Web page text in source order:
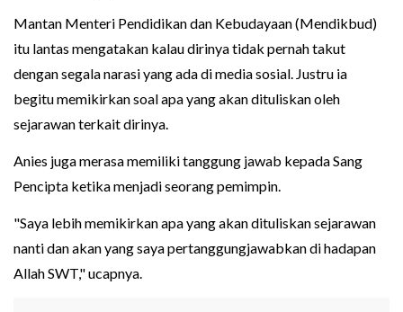
Mantan Menteri Pendidikan dan Kebudayaan (Mendikbud)
itu lantas mengatakan kalau dirinya tidak pernah takut
dengan segala narasi yang ada di media sosial. Justru ia
begitu memikirkan soal apa yang akan dituliskan oleh
sejarawan terkait dirinya.
Anies juga merasa memiliki tanggung jawab kepada Sang
Pencipta ketika menjadi seorang pemimpin.
"Saya lebih memikirkan apa yang akan dituliskan sejarawan
nanti dan akan yang saya pertanggungjawabkan di hadapan
Allah SWT," ucapnya.